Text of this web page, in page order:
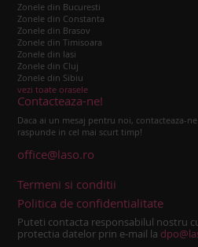
Zonele din Bucuresti
Zonele din Constanta
Zonele din Brasov
Zonele din Timisoara
Zonele din Iasi
Zonele din Cluj
Zonele din Sibiu
vezi toate orasele
Contacteaza-ne!
Daca ai un mesaj pentru noi, contacteaza-
raspunde in cel mai scurt timp!
office@laso.ro
Termeni si conditii
Politica de confidentialitate
Puteti contacta responsabilul nostru
protectia datelor prin e-mail la